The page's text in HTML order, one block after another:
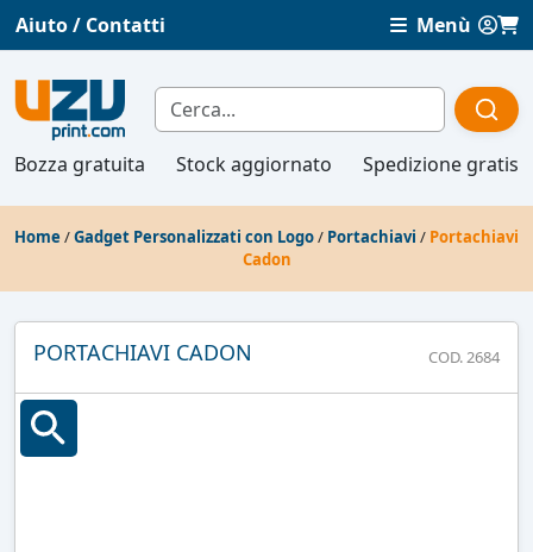
Aiuto / Contatti Menù
Bozza gratuita Stock aggiornato Spedizione gratis
Home /Gadget Personalizzati con Logo/ Portachiavi / Portachiavi
Cadon
PORTACHIAVI CADON COD. 2684